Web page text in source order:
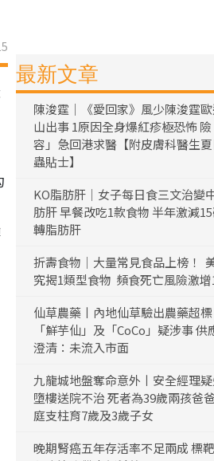
最新文章
陳浚霆｜《愛回家》風少陳浚霆
山出事 1原因全身爆紅疹極恐怖
容」急回港求醫【附皮膚科醫生
蟲貼士】
KO脂肪肝｜女子每日食三文治變
肪肝 早餐改吃1款食物 半年激減
轉脂肪肝
折壽食物｜大量常見食品上榜！
究揭1類型食物 頻食死亡風險激增
仙草農藥丨內地仙草驗出農藥超
「鮮芋仙」及「CoCo」疑涉事 供
澄清：未流入市面
九龍城地盤奪命意外丨安全經理
墮樓送院不治 死者為39歲兩孩爸
庭支柱育7歲及3歲子女
晚期腎癌五年存活率不足兩成 標